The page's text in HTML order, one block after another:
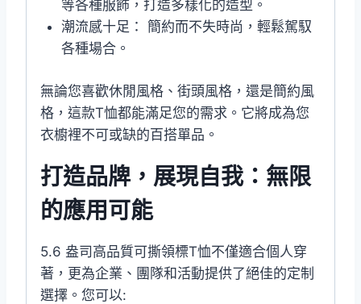
等各種服飾，打造多樣化的造型。
潮流感十足： 簡約而不失時尚，輕鬆駕馭
各種場合。
無論您喜歡休閒風格、街頭風格，還是簡約風
格，這款T恤都能滿足您的需求。它將成為您
衣櫥裡不可或缺的百搭單品。
打造品牌，展現自我：無限
的應用可能
5.6 盎司高品質可撕領標T恤不僅適合個人穿
著，更為企業、團隊和活動提供了絕佳的定制
選擇。您可以: